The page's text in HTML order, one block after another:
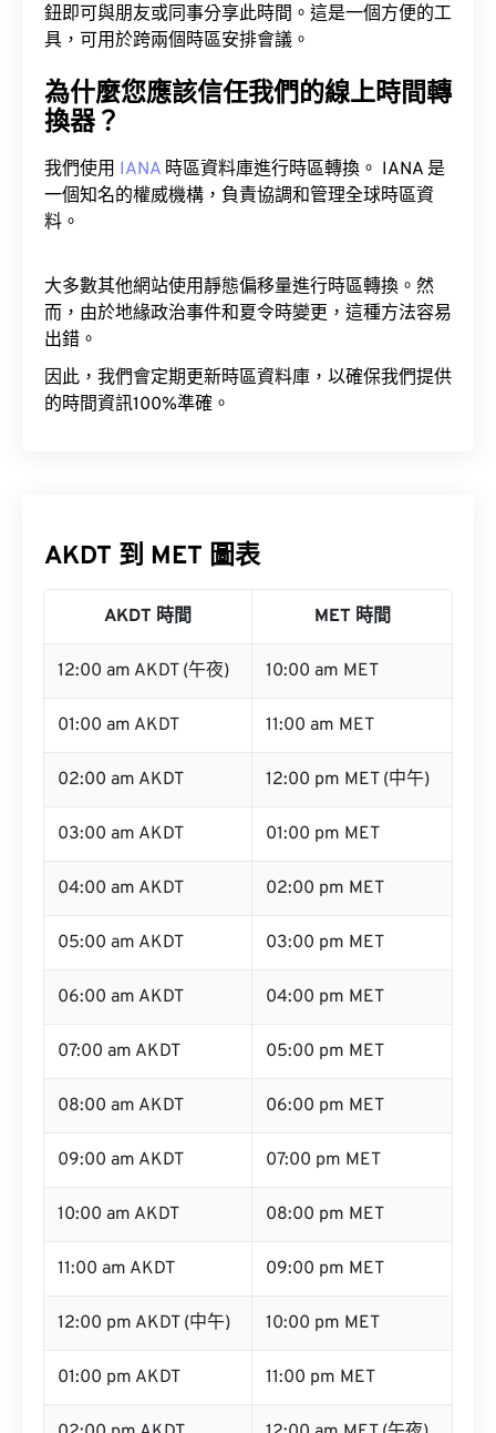
鈕即可與朋友或同事分享此時間。這是一個方便的工
具，可用於跨兩個時區安排會議。
為什麼您應該信任我們的線上時間轉
換器？
我們使用 IANA 時區資料庫進行時區轉換。 IANA 是
一個知名的權威機構，負責協調和管理全球時區資
料。
大多數其他網站使用靜態偏移量進行時區轉換。然
而，由於地緣政治事件和夏令時變更，這種方法容易
出錯。
因此，我們會定期更新時區資料庫，以確保我們提供
的時間資訊100%準確。
AKDT 到 MET 圖表
AKDT 時間 MET 時間
12:00 am AKDT (午夜) 10:00 am MET
01:00 am AKDT 11:00 am MET
02:00 am AKDT 12:00 pm MET (中午)
03:00 am AKDT 01:00 pm MET
04:00 am AKDT 02:00 pm MET
05:00 am AKDT 03:00 pm MET
06:00 am AKDT 04:00 pm MET
07:00 am AKDT 05:00 pm MET
08:00 am AKDT 06:00 pm MET
09:00 am AKDT 07:00 pm MET
10:00 am AKDT 08:00 pm MET
11:00 am AKDT 09:00 pm MET
12:00 pm AKDT (中午) 10:00 pm MET
01:00 pm AKDT 11:00 pm MET